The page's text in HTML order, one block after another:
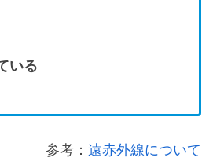
いる
参考： 遠赤外線について